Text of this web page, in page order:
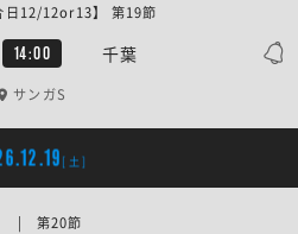
14:00 千葉
12/12or13】 第19節
サンガS
[土]
| 第20節